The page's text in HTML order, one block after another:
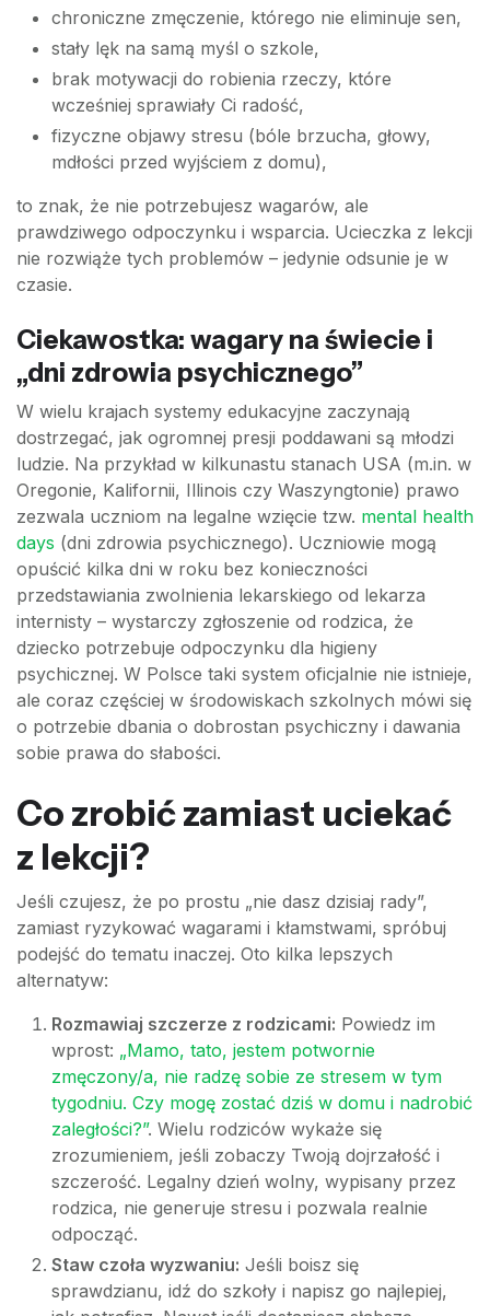
chroniczne zmęczenie, którego nie eliminuje sen,
stały lęk na samą myśl o szkole,
brak motywacji do robienia rzeczy, które
wcześniej sprawiały Ci radość,
fizyczne objawy stresu (bóle brzucha, głowy,
mdłości przed wyjściem z domu),
to znak, że nie potrzebujesz wagarów, ale
prawdziwego odpoczynku i wsparcia. Ucieczka z lekcji
nie rozwiąże tych problemów – jedynie odsunie je w
czasie.
Ciekawostka: wagary na świecie i
„dni zdrowia psychicznego”
W wielu krajach systemy edukacyjne zaczynają
dostrzegać, jak ogromnej presji poddawani są młodzi
ludzie. Na przykład w kilkunastu stanach USA (m.in. w
Oregonie, Kalifornii, Illinois czy Waszyngtonie) prawo
zezwala uczniom na legalne wzięcie tzw. mental health
days (dni zdrowia psychicznego). Uczniowie mogą
opuścić kilka dni w roku bez konieczności
przedstawiania zwolnienia lekarskiego od lekarza
internisty – wystarczy zgłoszenie od rodzica, że
dziecko potrzebuje odpoczynku dla higieny
psychicznej. W Polsce taki system oficjalnie nie istnieje,
ale coraz częściej w środowiskach szkolnych mówi się
o potrzebie dbania o dobrostan psychiczny i dawania
sobie prawa do słabości.
Co zrobić zamiast uciekać
z lekcji?
Jeśli czujesz, że po prostu „nie dasz dzisiaj rady”,
zamiast ryzykować wagarami i kłamstwami, spróbuj
podejść do tematu inaczej. Oto kilka lepszych
alternatyw:
Rozmawiaj szczerze z rodzicami: Powiedz im
wprost: „Mamo, tato, jestem potwornie
zmęczony/a, nie radzę sobie ze stresem w tym
tygodniu. Czy mogę zostać dziś w domu i nadrobić
zaległości?”. Wielu rodziców wykaże się
zrozumieniem, jeśli zobaczy Twoją dojrzałość i
szczerość. Legalny dzień wolny, wypisany przez
rodzica, nie generuje stresu i pozwala realnie
odpocząć.
Staw czoła wyzwaniu: Jeśli boisz się
sprawdzianu, idź do szkoły i napisz go najlepiej,